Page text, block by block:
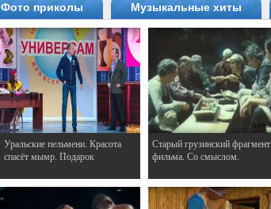
Фото приколы Музыкальные хиты
Уральские пельмени. Красота
спасёт мымр. Подарок
Старый грузинский фрагмент
фильма. Со смыслом.